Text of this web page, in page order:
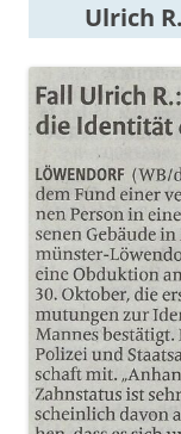
Ulrich